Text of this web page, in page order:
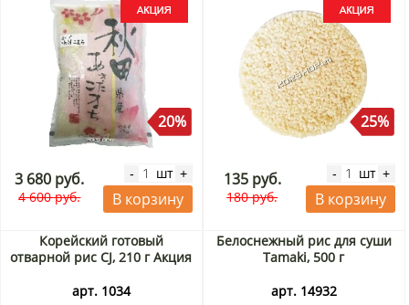
20%
3 680 руб.
4 600 руб.
- шт +
В корзину
25%
135 руб.
180 руб.
- шт +
В корзину
Корейский готовый
отварной рис CJ, 210 г Акция
арт. 1034
Белоснежный рис для суши
Tamaki, 500 г
арт. 14932